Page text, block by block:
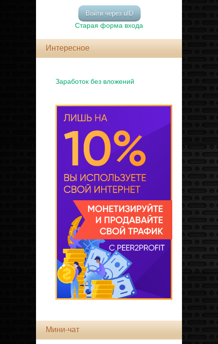
Войти через uID
Старая форма входа
Интересное
Заработок без вложений
Мини-чат